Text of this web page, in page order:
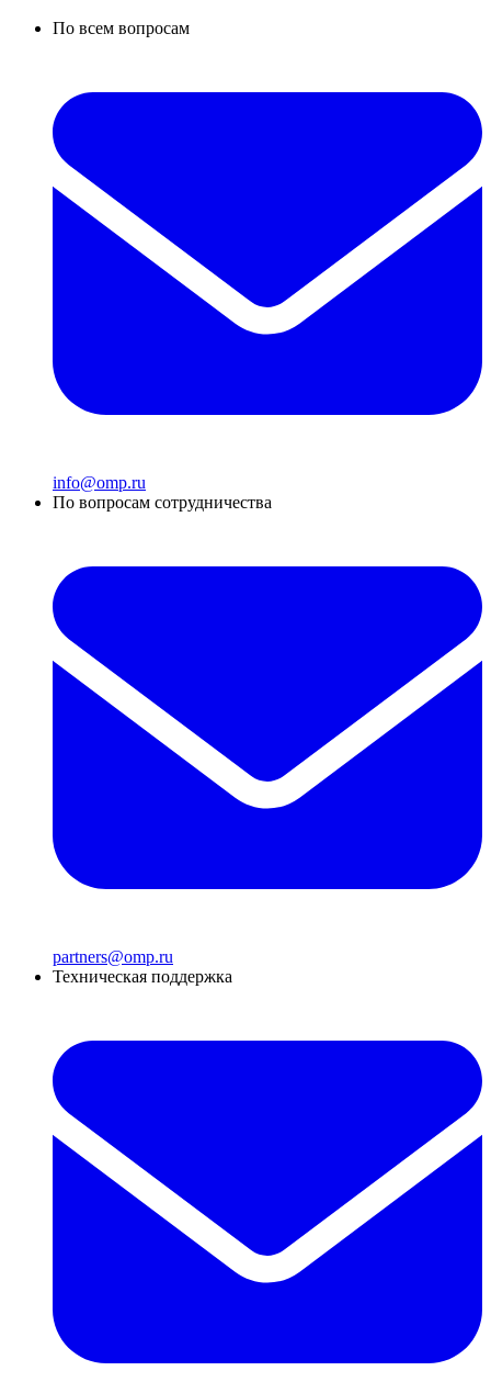
По всем вопросам
info@omp.ru
По вопросам сотрудничества
partners@omp.ru
Техническая поддержка